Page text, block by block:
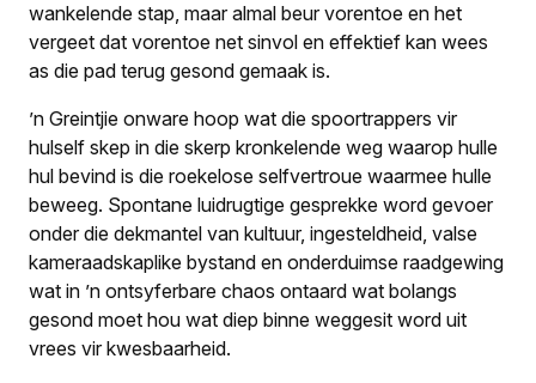
wankelende stap, maar almal beur vorentoe en het
vergeet dat vorentoe net sinvol en effektief kan wees
as die pad terug gesond gemaak is.
’n Greintjie onware hoop wat die spoortrappers vir
hulself skep in die skerp kronkelende weg waarop hulle
hul bevind is die roekelose selfvertroue waarmee hulle
beweeg. Spontane luidrugtige gesprekke word gevoer
onder die dekmantel van kultuur, ingesteldheid, valse
kameraadskaplike bystand en onderduimse raadgewing
wat in ’n ontsyferbare chaos ontaard wat bolangs
gesond moet hou wat diep binne weggesit word uit
vrees vir kwesbaarheid.